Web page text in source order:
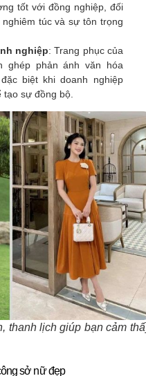
tốt với đồng nghiệp, đối
túc và sự tôn trọng
nghiệp: Trang phục của
ghép phản ánh văn hóa
biệt khi doanh nghiệp
sự đồng bộ.
thanh lịch giúp bạn cảm
sở nữ đẹp